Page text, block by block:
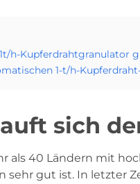
h-Kupferdrahtgranulator
1-t/h-
sich
als 40 Ländern mit
sehr gut ist. In letzter